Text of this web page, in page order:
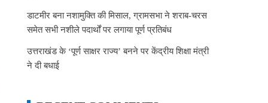
डाटमीर बना नशामुक्ति की मिसाल, ग्रामसभा ने शराब-चरस
समेत सभी नशीले पदार्थों पर लगाया पूर्ण प्रतिबंध
उत्तराखंड के ‘पूर्ण साक्षर राज्य’ बनने पर केंद्रीय शिक्षा मंत्री
ने दी बधाई